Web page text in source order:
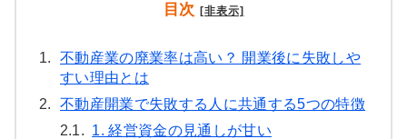
目次 [非表示]
1.
不動産業の廃業率は高い？ 開業後に失敗しや
すい理由とは
2.
不動産開業で失敗する人に共通する5つの特徴
2.1. 1. 経営資金の見通しが甘い